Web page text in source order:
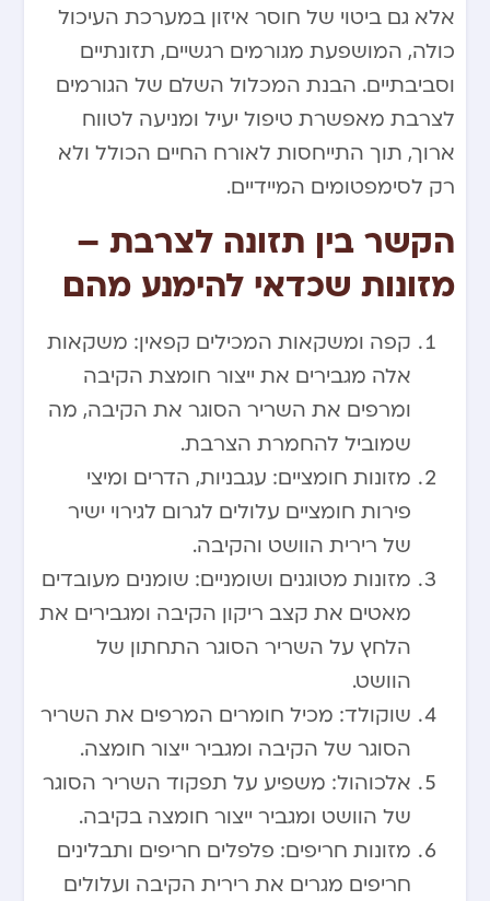
אלא גם ביטוי של חוסר איזון במערכת העיכול
כולה, המושפעת מגורמים רגשיים, תזונתיים
וסביבתיים. הבנת המכלול השלם של הגורמים
לצרבת מאפשרת טיפול יעיל ומניעה לטווח
ארוך, תוך התייחסות לאורח החיים הכולל ולא
רק לסימפטומים המיידיים.
הקשר בין תזונה לצרבת –
מזונות שכדאי להימנע מהם
קפה ומשקאות המכילים קפאין: משקאות
אלה מגבירים את ייצור חומצת הקיבה
ומרפים את השריר הסוגר את הקיבה, מה
שמוביל להחמרת הצרבת.
מזונות חומציים: עגבניות, הדרים ומיצי
פירות חומציים עלולים לגרום לגירוי ישיר
של רירית הוושט והקיבה.
מזונות מטוגנים ושומניים: שומנים מעובדים
מאטים את קצב ריקון הקיבה ומגבירים את
הלחץ על השריר הסוגר התחתון של
הוושט.
שוקולד: מכיל חומרים המרפים את השריר
הסוגר של הקיבה ומגביר ייצור חומצה.
אלכוהול: משפיע על תפקוד השריר הסוגר
של הוושט ומגביר ייצור חומצה בקיבה.
מזונות חריפים: פלפלים חריפים ותבלינים
חריפים מגרים את רירית הקיבה ועלולים